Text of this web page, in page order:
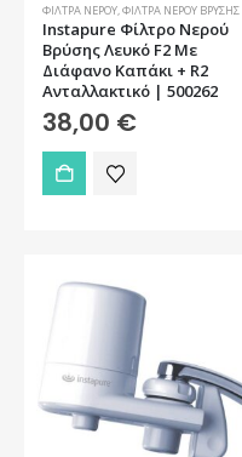
ΦΊΛΤΡΑ ΝΕΡΟΎ,ΦΊΛΤΡΑ ΝΕΡΟΎ ΒΡΎΣΗΣ
Instapure Φίλτρο Νερού
Βρύσης Λευκό F2 Με
Διάφανο Καπάκι + R2
Ανταλλακτικό | 500262
38,00 €